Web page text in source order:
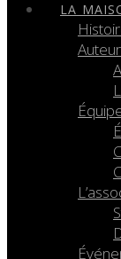
LA